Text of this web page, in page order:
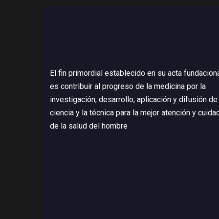
El fin primordial establecido en su acta
es contribuir al progreso de la medicina por la
investigación, desarrollo, aplicación y difusión de
ciencia y la técnica para la mejor atención y
de la salud del hombre